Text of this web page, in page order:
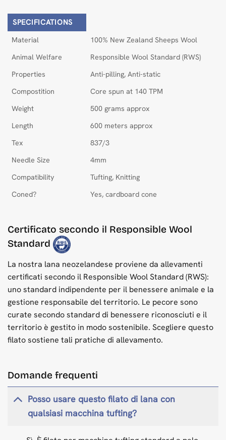
SPECIFICATIONS
Material
100% New Zealand Sheeps Wool
Animal Welfare
Responsible Wool Standard (RWS)
Properties
Anti-pilling, Anti-static
Compostition
Core spun at 140 TPM
Weight
500 grams approx
Length
600 meters approx
Tex
837/3
Needle Size
4mm
Compatibility
Tufting, Knitting
Coned?
Yes, cardboard cone
Certificato secondo il Responsible Wool
Standard
La nostra lana neozelandese proviene da allevamenti
certificati secondo il Responsible Wool Standard (RWS):
uno standard indipendente per il benessere animale e la
gestione responsabile del territorio. Le pecore sono
curate secondo standard di benessere riconosciuti e il
territorio è gestito in modo sostenibile. Scegliere questo
filato sostiene tali pratiche di allevamento.
Domande frequenti
Posso usare questo filato di lana con
qualsiasi macchina tufting?